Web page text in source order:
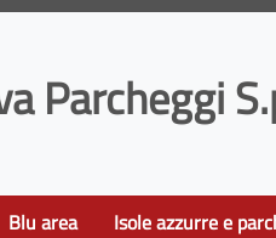
Parcheggi
Blu area Isole azzurre e